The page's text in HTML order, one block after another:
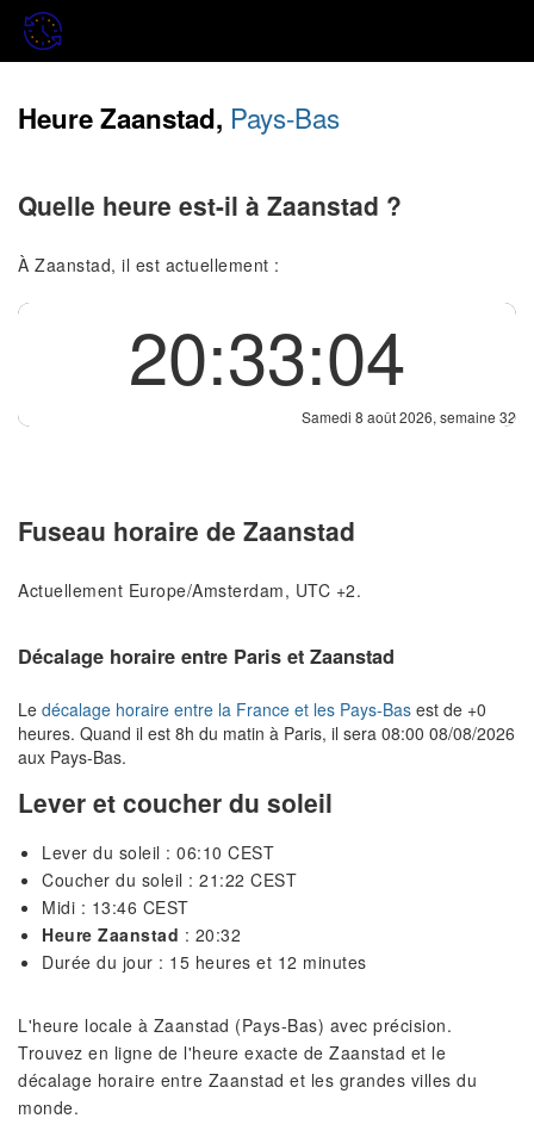
Heure Zaanstad, Pays-Bas
Quelle heure est-il à Zaanstad ?
À Zaanstad, il est actuellement :
20:33:04
Samedi 8 août 2026, semaine 32
Fuseau horaire de Zaanstad
Actuellement Europe/Amsterdam, UTC +2.
Décalage horaire entre Paris et Zaanstad
Le décalage horaire entre la France et les Pays-Bas est de +0
heures. Quand il est 8h du matin à Paris, il sera 08:00 08/08/2026
aux Pays-Bas.
Lever et coucher du soleil
Lever du soleil : 06:10 CEST
Coucher du soleil : 21:22 CEST
Midi : 13:46 CEST
Heure Zaanstad : 20:32
Durée du jour : 15 heures et 12 minutes
L'heure locale à Zaanstad (Pays-Bas) avec précision.
Trouvez en ligne de l'heure exacte de Zaanstad et le
décalage horaire entre Zaanstad et les grandes villes du
monde.